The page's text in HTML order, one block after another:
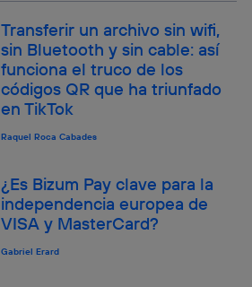
Transferir un archivo sin wifi,
sin Bluetooth y sin cable: así
funciona el truco de los
códigos QR que ha triunfado
en TikTok
Raquel Roca Cabades
¿Es Bizum Pay clave para la
independencia europea de
VISA y MasterCard?
Gabriel Erard